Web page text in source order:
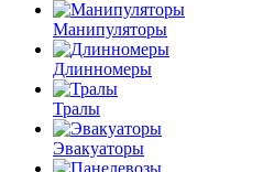
Манипуляторы
Длинномеры
Тралы
Эвакуаторы